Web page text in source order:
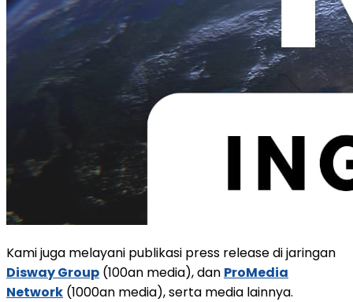
Kami juga melayani publikasi press release di jaringan
Disway Group (100an media), dan ProMedia
Network (1000an media), serta media lainnya.